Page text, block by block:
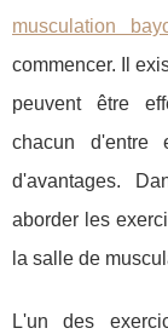
musculation
commencer. Il
peuvent être
chacun d'entre
d'avantages.
aborder les
la salle de
L'un des